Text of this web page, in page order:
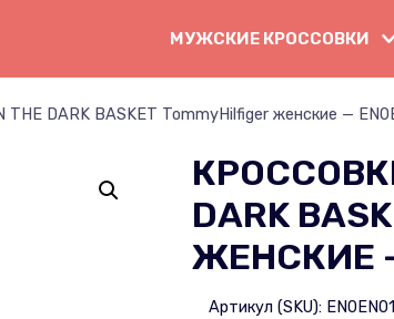
МУЖСКИЕ КРОССОВКИ
THE DARK BASKET TommyHilfiger женские —
DARK
ЖЕНСКИЕ —
Артикул (SKU):